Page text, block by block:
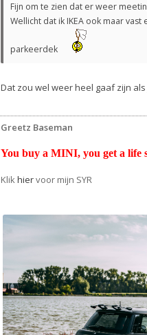
Fijn om te zien dat er weer
Wellicht dat ik IKEA ook maar
parkeerdek
Dat zou wel weer heel gaaf zijn
Greetz Baseman
You buy a MINI, you get a life
Klikhiervoor mijn SYR